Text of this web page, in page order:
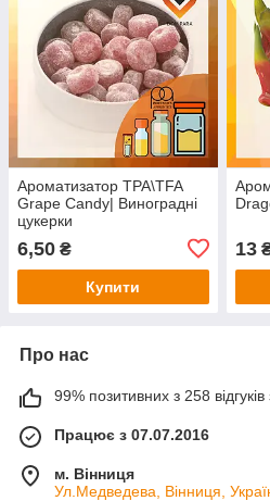
Ароматизатор TPA\TFA
Grape Candy| Виноградні
цукерки
6,50 ₴
Купити
13
Про нас
99% позитивних з 258 відгуків
Працює з 07.07.2016
м. Вінниця
Ул.Медведева, Вінниця,